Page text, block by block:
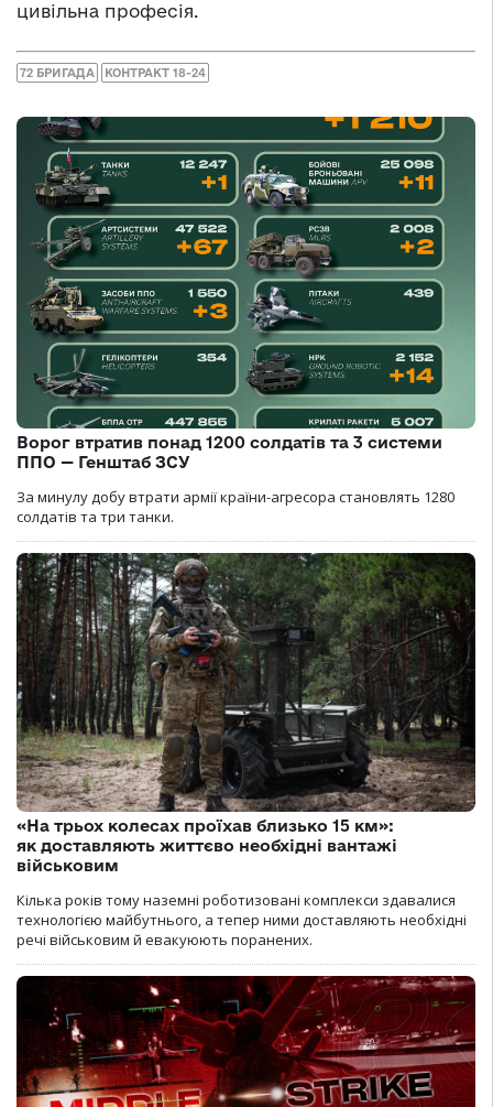
цивільна професія.
72 БРИГАДА КОНТРАКТ 18-24
Ворог втратив понад 1200 солдатів та 3 системи
ППО — Генштаб ЗСУ
За минулу добу втрати армії країни-агресора становлять 1280
солдатів та три танки.
«На трьох колесах проїхав близько 15 км»:
як доставляють життєво необхідні вантажі
військовим
Кілька років тому наземні роботизовані комплекси здавалися
технологією майбутнього, а тепер ними доставляють необхідні
речі військовим й евакуюють поранених.